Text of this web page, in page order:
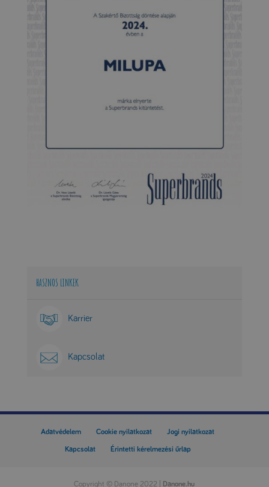
HASZNOS LINKEK
Karrier
Kapcsolat
Adatvédelem Cookie nyilatkozat Jogi nyilatkozat
Kapcsolat Érintetti kérelmezési űrlap
Copyright © Danone 2022 | Danone.hu